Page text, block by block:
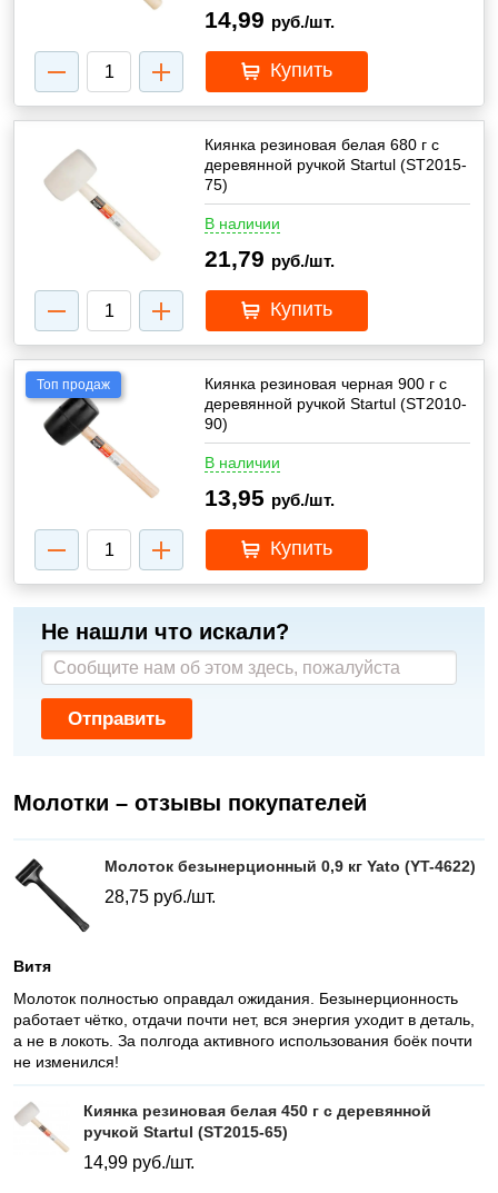
14,99 руб./шт.
Купить
Киянка резиновая белая 680 г с
деревянной ручкой Startul (ST2015-
75)
В наличии
21,79 руб./шт.
Купить
Топ продаж
Киянка резиновая черная 900 г с
деревянной ручкой Startul (ST2010-
90)
В наличии
13,95 руб./шт.
Купить
Не нашли что искали?
Отправить
Молотки – отзывы покупателей
Молоток безынерционный 0,9 кг Yato (YT-4622)
28,75 руб./шт.
Витя
Молоток полностью оправдал ожидания. Безынерционность
работает чётко, отдачи почти нет, вся энергия уходит в деталь,
а не в локоть. За полгода активного использования боёк почти
не изменился!
Киянка резиновая белая 450 г с деревянной
ручкой Startul (ST2015-65)
14,99 руб./шт.